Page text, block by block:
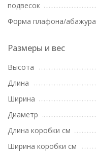
подвесок
Форма плафона/абажура
Размеры и вес
Высота
Длина
Ширина
Диаметр
Длина коробки см
Ширина коробки см